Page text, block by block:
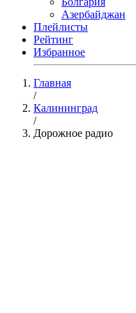
Азербайджан
Плейлисты
Рейтинг
Избранное
Главная
/
Калининград
/
Дорожное радио